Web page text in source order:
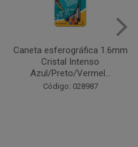
COLA EM BASTÃO 40G - LEO
& LEO
Código: 028164